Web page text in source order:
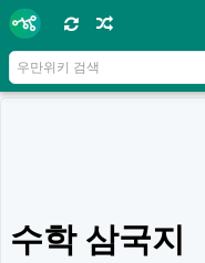
수학 삼국지